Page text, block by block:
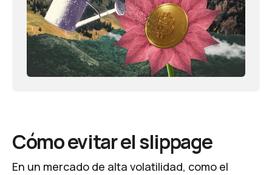
Cómo evitar el slippage
En un mercado de alta volatilidad, como el